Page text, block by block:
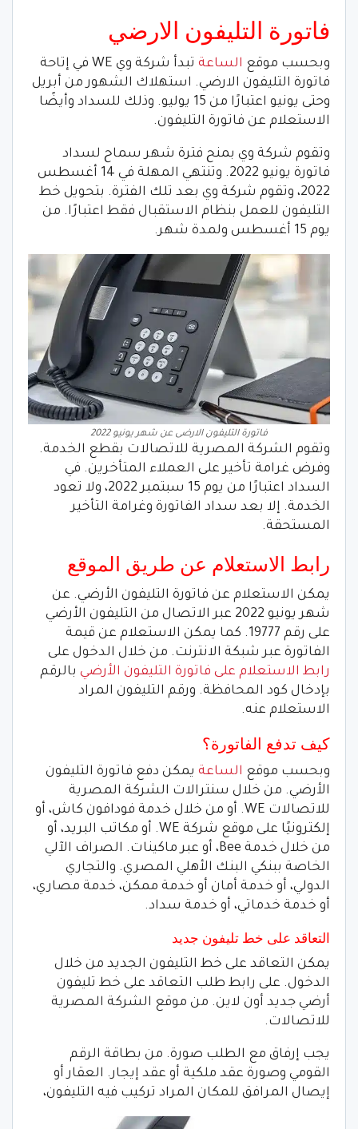
فاتورة التليفون الارضي
وبحسب موقع الساعة
تبدأ شركة وي WE في إتاحة
فاتورة التليفون الارضي. استهلاك الشهور من أبريل
وحتى يونيو اعتبارًا من 15 يوليو. وذلك للسداد وأيضًا
الاستعلام عن فاتورة التليفون.
وتقوم شركة وي بمنح فترة شهر سماح لسداد
فاتورة يونيو 2022. وتنتهي المهلة في 14 أغسطس
2022، وتقوم شركة وي بعد تلك الفترة. بتحويل خط
التليفون للعمل بنظام الاستقبال فقط اعتبارًا. من
يوم 15 أغسطس ولمدة شهر.
فاتورة التليفون الارضى عن شهر يونيو 2022
وتقوم الشركة المصرية للاتصالات بقطع الخدمة.
وفرض غرامة تأخير على العملاء المتأخرين. في
السداد اعتبارًا من يوم 15 سبتمبر 2022، ولا تعود
الخدمة. إلا بعد سداد الفاتورة وغرامة التأخير
المستحقة.
رابط الاستعلام عن طريق الموقع
يمكن الاستعلام عن فاتورة التليفون الأرضي. عن
شهر يونيو 2022 عبر الاتصال من التليفون الأرضي
على رقم 19777. كما يمكن الاستعلام عن قيمة
الفاتورة عبر شبكة الانترنت. من خلال الدخول على
رابط الاستعلام على فاتورة التليفون الأرضي بالرقم
بإدخال كود المحافظة. ورقم التليفون المراد
الاستعلام عنه.
كيف تدفع الفاتورة؟
وبحسب موقع الساعة يمكن دفع فاتورة التليفون
الأرضي. من خلال سنترالات الشركة المصرية
للاتصالات WE. أو من خلال خدمة فودافون كاش، أو
إلكترونيًا على موقع شركة WE. أو مكاتب البريد، أو
من خلال خدمة Bee، أو عبر ماكينات. الصراف الآلي
الخاصة ببنكي البنك الأهلي المصري. والتجاري
الدولي، أو خدمة أمان أو خدمة ممكن، خدمة مصاري،
أو خدمة خدماتي، أو خدمة سداد.
التعاقد على خط تليفون جديد
يمكن التعاقد على خط التليفون الجديد من خلال
الدخول. على رابط طلب التعاقد على خط تليفون
أرضي جديد أون لاين. من موقع الشركة المصرية
للاتصالات.
يجب إرفاق مع الطلب صورة. من بطاقة الرقم
القومي وصورة عقد ملكية أو عقد إيجار. العقار أو
إيصال المرافق للمكان المراد تركيب فيه التليفون،